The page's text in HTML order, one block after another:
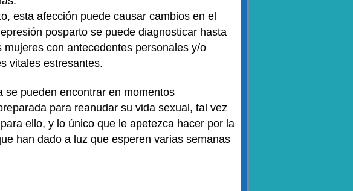
esta afección puede causar cambios en el
posparto se puede diagnosticar hasta
con antecedentes personales y/o
vitales estresantes.
pueden encontrar en momentos
para reanudar su vida sexual, tal vez
ello, y lo único que le apetezca hacer por la
han dado a luz que esperen varias semanas